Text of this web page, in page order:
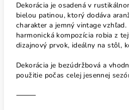
Dekorácia je osadená v
bielou patinou, ktorý dodáva
charakter a jemný vintage
harmonická kompozícia robia z
dizajnový prvok, ideálny na stôl,
Dekorácia je bezúdržbová a
použitie počas celej jesennej
⸻